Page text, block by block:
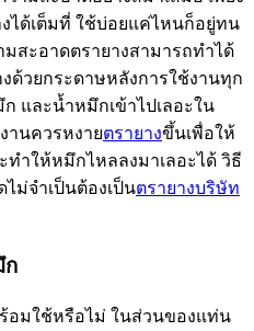
ได้เต็มที่ ใช้บ่อยแค่ไหนก็อยู่ทน
สะอาดตรายางสามารถทำได้
ด้วยกระดาษหลังการใช้งานทุก
และน้ำหมึกเข้าไปเลอะใน
านควรหงายตรายางขึ้นเพื่อให้
ทำให้หมึกไหลลงมาเลอะได้ วิธี
ม่จำเป็นต้องเป็นตรายางบริษัท
ก
มใช้หรือไม่ ในส่วนของแท่น